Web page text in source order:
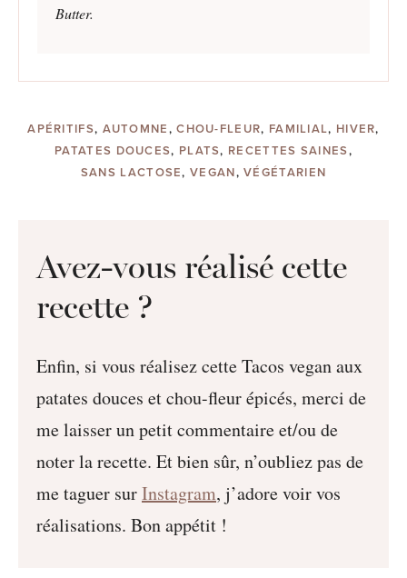
Butter.
APÉRITIFS, AUTOMNE,CHOU-FLEUR, FAMILIAL, HIVER,
PATATES DOUCES, PLATS, RECETTES SAINES,
SANS LACTOSE,VEGAN,VÉGÉTARIEN
Avez-vous réalisé cette
recette ?
Enfin, si vous réalisez cette Tacos vegan aux
patates douces et chou-fleur épicés, merci de
me laisser un petit commentaire et/ou de
noter la recette. Et bien sûr, n’oubliez pas de
me taguer surInstagram, j’adore voir vos
réalisations. Bon appétit !